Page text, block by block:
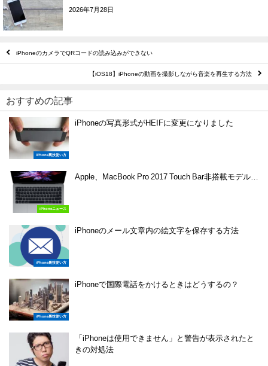
2026年7月28日
iPhoneのカメラでQRコードの読み込みができない
【iOS18】iPhoneの動画を撮影しながら音楽を再生する方法
おすすめの記事
iPhone裏技使い方
iPhoneの写真形式がHEIFに変更になりました
iPhoneニュース
Apple、MacBook Pro 2017 Touch Bar非搭載モデル…
iPhone裏技使い方
iPhoneのメール文章内の絵文字を保存する方法
iPhone裏技使い方
iPhoneで国際電話をかけるときはどうするの？
「iPhoneは使用できません」と警告が表示されたと
きの対処法